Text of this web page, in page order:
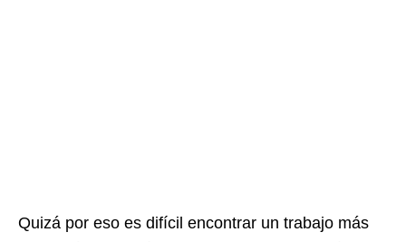
Quizá por eso es difícil encontrar un trabajo más